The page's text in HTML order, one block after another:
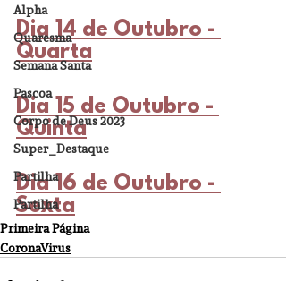
Alpha
Quaresma
Semana Santa
Pascoa
Corpo de Deus 2023
Super_Destaque
Partilha
Partilha
Dia 14 de Outubro -
Quarta
Dia 15 de Outubro -
Quinta
Dia 16 de Outubro -
Sexta
Primeira Página
CoronaVirus